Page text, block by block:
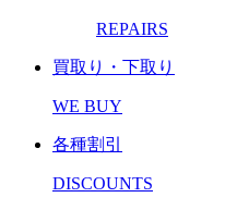
REPAIRS
買取り・下取り
WE BUY
各種割引
DISCOUNTS